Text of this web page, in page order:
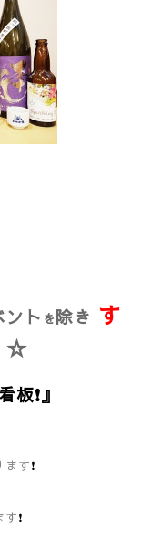
ント を除き す
☆
看板❗』
ます❗
す❗